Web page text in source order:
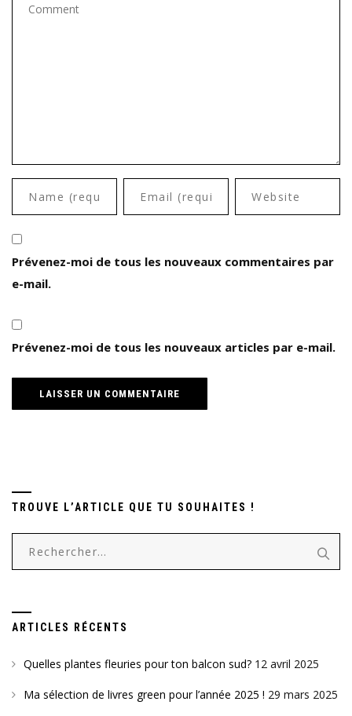
Prévenez-moi de tous les nouveaux commentaires par
e-mail.
Prévenez-moi de tous les nouveaux articles par e-mail.
TROUVE L’ARTICLE QUE TU SOUHAITES !
ARTICLES RÉCENTS
Quelles plantes fleuries pour ton balcon sud? 12 avril 2025
Ma sélection de livres green pour l’année 2025 ! 29 mars 2025